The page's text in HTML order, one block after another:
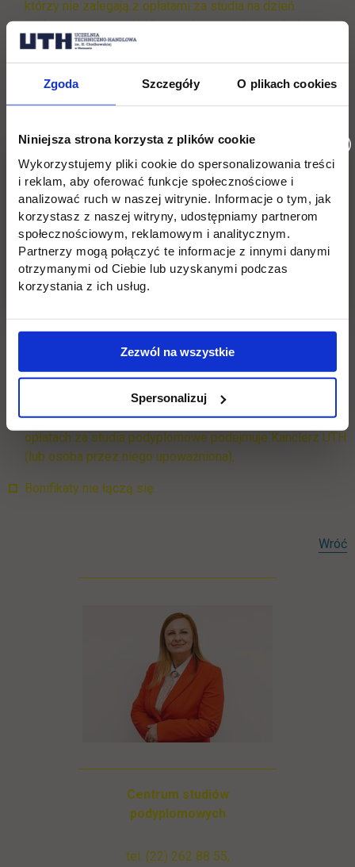
Zgoda Szczegóły O plikach cookies
Niniejsza strona korzysta z plików cookie
Wykorzystujemy pliki cookie do spersonalizowania treści
i reklam, aby oferować funkcje społecznościowe i
analizować ruch w naszej witrynie. Informacje o tym, jak
korzystasz z naszej witryny, udostępniamy partnerom
społecznościowym, reklamowym i analitycznym.
Partnerzy mogą połączyć te informacje z innymi danymi
otrzymanymi od Ciebie lub uzyskanymi podczas
korzystania z ich usług.
Zezwól na wszystkie
Spersonalizuj
którzy nie zalegają z opłatami za studia na dzień
podpisania umowy i którzy mają prawo bycia słuchaczami
studiów podyplomowych, są zwolnieni z opłaty
rekrutacyjnej,
Od absolwentów UTH, którzy posiadają dyplom studiów I,
świadectwo ukończenia studiów podyplomowych, w
podyplomowych, nie będzie pobierana opłata rekrutacyjna,
Absolwentom UTH, może przysługiwać dodatkowa
bonifikata w czesnym za II semestr studiów lub za
ostatnią ratę płatności czesnego. Szczegółowe
informacje o warunkach bonifikaty można uzyskać w
Centrum Studiów Podyplomowych UTH,
zainteresowanego i należy go składać przed
rozpoczęciem zajęć na studiach podyplomowych,
Liczba słuchaczy otrzymujących bonifikaty nie może
przekroczyć 15% słuchaczy przyjętych na jeden kierunek
studiów podyplomowych. Decyzję w sprawie bonifikat w
opłatach za studia podyplomowe podejmuje Kanclerz UTH
(lub osoba przez niego upoważniona),
Bonifikaty nie łączą się.
Wróć
Centrum studiów
podyplomowych
tel. (22) 262 88 55,